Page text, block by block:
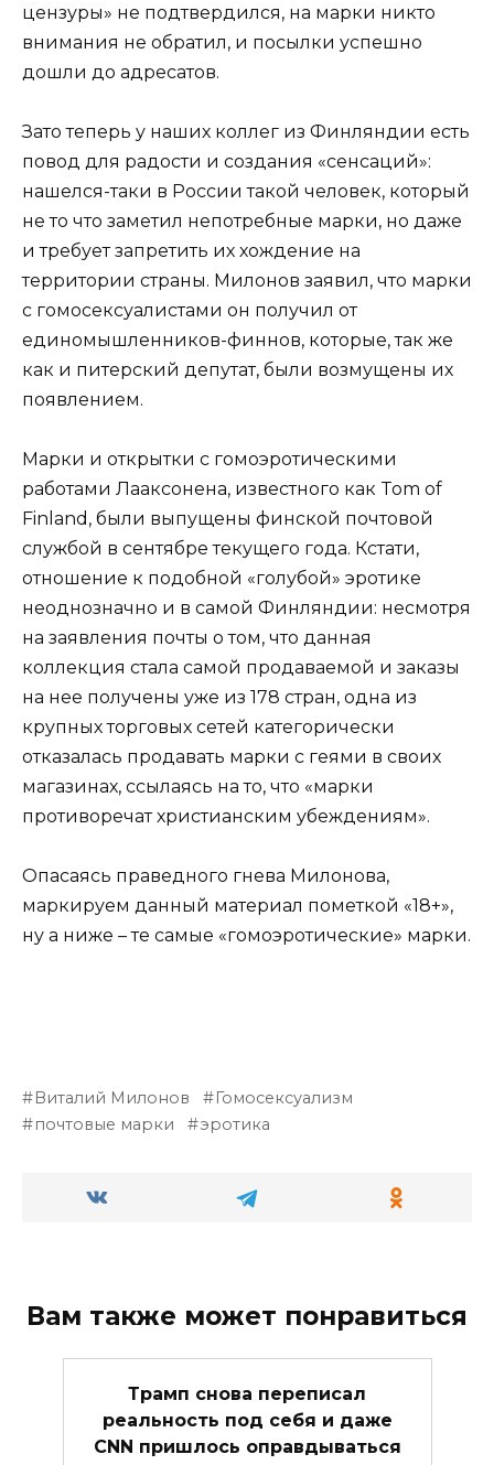
цензуры» не подтвердился, на марки никто
внимания не обратил, и посылки успешно
дошли до адресатов.
Зато теперь у наших коллег из Финляндии есть
повод для радости и создания «сенсаций»:
нашелся-таки в России такой человек, который
не то что заметил непотребные марки, но даже
и требует запретить их хождение на
территории страны. Милонов заявил, что марки
с гомосексуалистами он получил от
единомышленников-финнов, которые, так же
как и питерский депутат, были возмущены их
появлением.
Марки и открытки с гомоэротическими
работами Лааксонена, известного как Tom of
Finland, были выпущены финской почтовой
службой в сентябре текущего года. Кстати,
отношение к подобной «голубой» эротике
неоднозначно и в самой Финляндии: несмотря
на заявления почты о том, что данная
коллекция стала самой продаваемой и заказы
на нее получены уже из 178 стран, одна из
крупных торговых сетей категорически
отказалась продавать марки с геями в своих
магазинах, ссылаясь на то, что «марки
противоречат христианским убеждениям».
Опасаясь праведного гнева Милонова,
маркируем данный материал пометкой «18+»,
ну а ниже – те самые «гомоэротические» марки.
Виталий Милонов
Гомосексуализм
почтовые марки
эротика
Вам также может понравиться
Трамп снова переписал
реальность под себя и даже
CNN пришлось оправдываться